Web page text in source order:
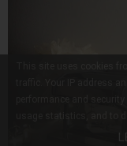
performance and